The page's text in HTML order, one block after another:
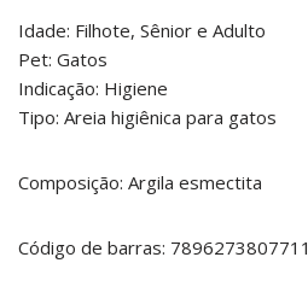
Idade: Filhote, Sênior e Adulto
Pet: Gatos
Indicação: Higiene
Tipo: Areia higiênica para gatos
Composição: Argila esmectita
Código de barras: 7896273807711